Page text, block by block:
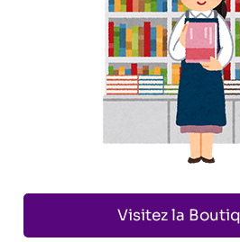
Visitez la